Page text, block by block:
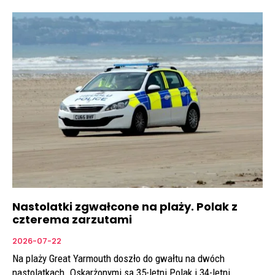
Nastolatki zgwałcone na plaży. Polak z
czterema zarzutami
2026-07-22
Na plaży Great Yarmouth doszło do gwałtu na dwóch